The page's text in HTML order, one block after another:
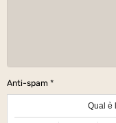
Anti-spam
Qual è